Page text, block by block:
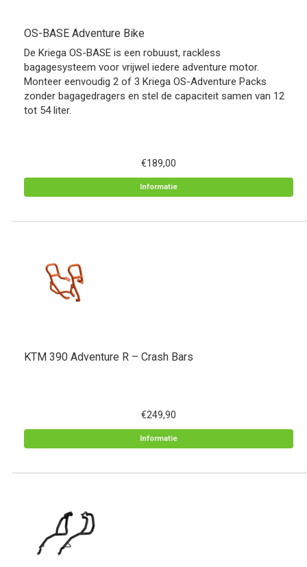
OS-BASE Adventure Bike
De Kriega OS-BASE is een robuust, rackless
bagagesysteem voor vrijwel iedere adventure motor.
Monteer eenvoudig 2 of 3 Kriega OS-Adventure Packs
zonder bagagedragers en stel de capaciteit samen van 12
tot 54 liter.
€189,00
Informatie
KTM 390 Adventure R – Crash Bars
€249,90
Informatie